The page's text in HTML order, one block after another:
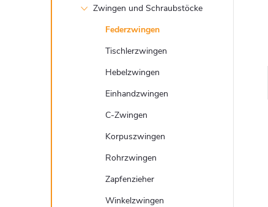
Zwingen und Schraubstöcke
Federzwingen
Tischlerzwingen
Hebelzwingen
Einhandzwingen
C-Zwingen
Korpuszwingen
Rohrzwingen
Zapfenzieher
Winkelzwingen